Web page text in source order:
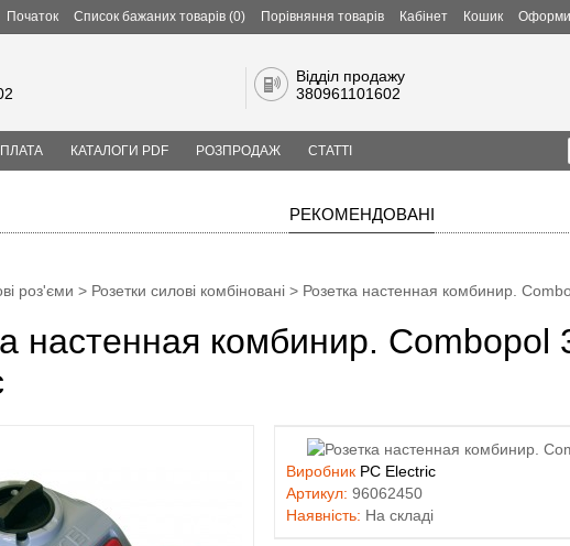
Початок Список бажаних товарів (0) Порівняння товарів Кабінет Кошик
Відділ продажу
380961101602
КАТАЛОГИ PDF РОЗПРОДАЖ СТАТТІ
РЕКОМЕНДОВАНІ
роз'єми > Розетки силові комбіновані > Розетка настенная комбинир.
настенная комбинир. Combopol
Виробник PC Electric
Артикул: 96062450
Наявність: На складі